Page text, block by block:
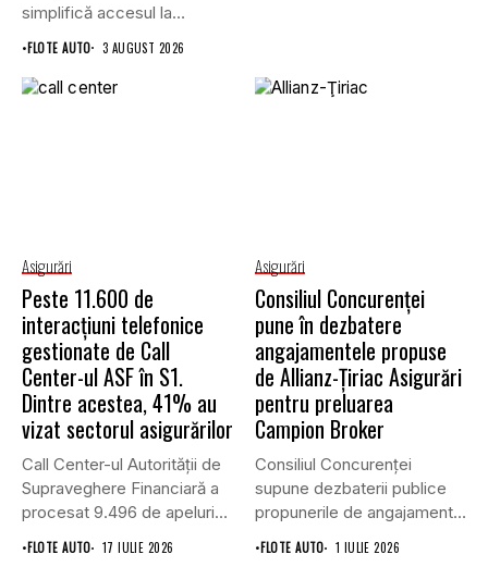
simplifică accesul la
asigurările auto...
•FLOTE AUTO 3 AUGUST 2026
Asigurări
Peste 11.600 de
interacțiuni telefonice
gestionate de Call
Center-ul ASF în S1.
Dintre acestea, 41% au
vizat sectorul asigurărilor
Call Center-ul Autorității de
Supraveghere Financiară a
procesat 9.496 de apeluri
primite...
•FLOTE AUTO 17 IULIE 2026
Asigurări
Consiliul Concurenţei
pune în dezbatere
angajamentele propuse
de Allianz-Ţiriac Asigurări
pentru preluarea
Campion Broker
Consiliul Concurenţei
supune dezbaterii publice
propunerile de angajamente
formulate de Allianz-Ţiriac
•FLOTE AUTO 1 IULIE 2026